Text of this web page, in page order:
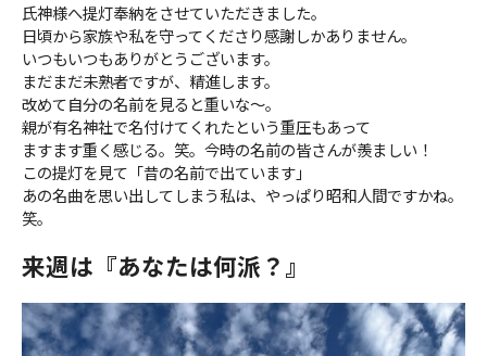
氏神様へ提灯奉納をさせていただきました。
日頃から家族や私を守ってくださり感謝しかありません。
いつもいつもありがとうございます。
まだまだ未熟者ですが、精進します。
改めて自分の名前を見ると重いな〜。
親が有名神社で名付けてくれたという重圧もあって
ますます重く感じる。笑。今時の名前の皆さんが羨ましい！
この提灯を見て「昔の名前で出ています」
あの名曲を思い出してしまう私は、やっぱり昭和人間ですかね。
笑。
来週は『あなたは何派？』